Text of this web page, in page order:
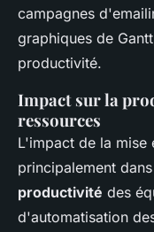
campagnes
graphiques de
productivité.
Impact sur la
ressources
L'impact de la
principalement
productivité des
d'automatisation